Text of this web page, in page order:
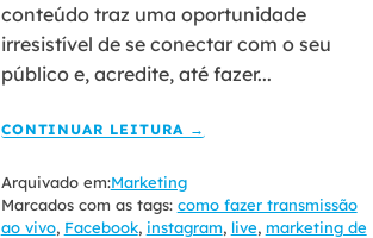
conteúdo traz uma oportunidade
irresistível de se conectar com o seu
público e, acredite, até fazer...
CONTINUAR LEITURA →
Arquivado em:Marketing
Marcados com as tags: como fazer transmissão
ao vivo, Facebook, instagram, live, marketing de